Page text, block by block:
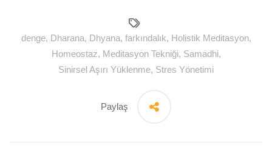
denge, Dharana, Dhyana, farkındalık, Holistik Meditasyon,
Homeostaz, Meditasyon Tekniği, Samadhi,
Sinirsel Aşırı Yüklenme, Stres Yönetimi
Paylaş